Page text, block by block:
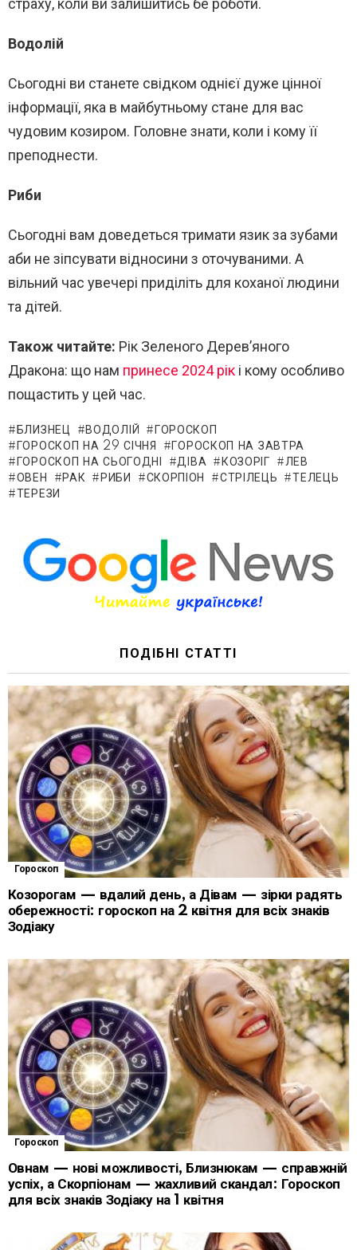
страху, коли ви залишитись бе роботи.
Водолій
Сьогодні ви станете свідком однієї дуже цінної
інформації, яка в майбутньому стане для вас
чудовим козиром. Головне знати, коли і кому її
преподнести.
Риби
Сьогодні вам доведеться тримати язик за зубами
аби не зіпсувати відносини з оточуваними. А
вільний час увечері приділіть для коханої людини
та дітей.
Також читайте: Рік Зеленого Дерев’яного
Дракона: що нам принесе 2024 рік і кому особливо
пощастить у цей час.
БЛИЗНЕЦ ВОДОЛІЙ
ГОРОСКОП
ГОРОСКОП НА 29 СІЧНЯ
ГОРОСКОП НА ЗАВТРА
ГОРОСКОП НА СЬОГОДНІ
ДІВА КОЗОРІГ
ЛЕВ
ОВЕН
РАК РИБИ СКОРПІОН СТРІЛЕЦЬ
ТЕЛЕЦЬ
ТЕРЕЗИ
ПОДІБНІ СТАТТІ
Гороскоп
Козорогам — вдалий день, а Дівам — зірки радять
обережності: гороскоп на 2 квітня для всіх знаків
Зодіаку
Гороскоп
Овнам — нові можливості, Близнюкам — справжній
успіх, а Скорпіонам — жахливий скандал: Гороскоп
для всіх знаків Зодіаку на 1 квітня